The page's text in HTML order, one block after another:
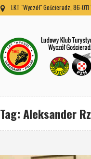
LKT "Wyczół" Gościeradz, 86-
Tag:Aleksander